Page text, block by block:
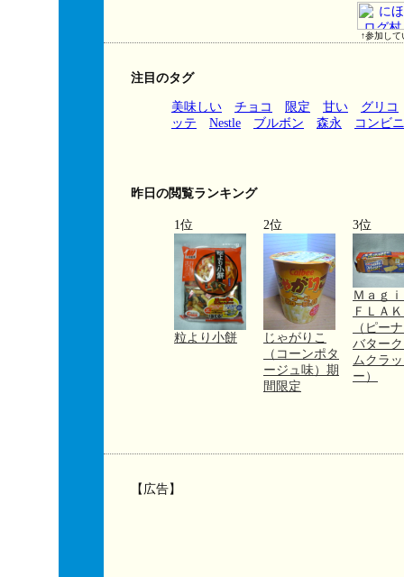
↑参加して
注目のタグ
美味しい チョコ 限定 甘い
グリコ
ッテ
Nestle ブルボン 森永 コンビニ
昨日の閲覧ランキング
1位
粒より小餅
2位
じゃがりこ
（コーンポタ
ージュ味）期
間限定
3位
Ｍａｇ
ＦＬＡ
（ピー
バター
ムクラ
ー）
【広告】